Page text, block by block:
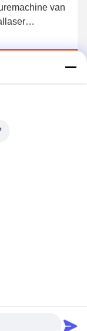
van
Laserets van
Technology